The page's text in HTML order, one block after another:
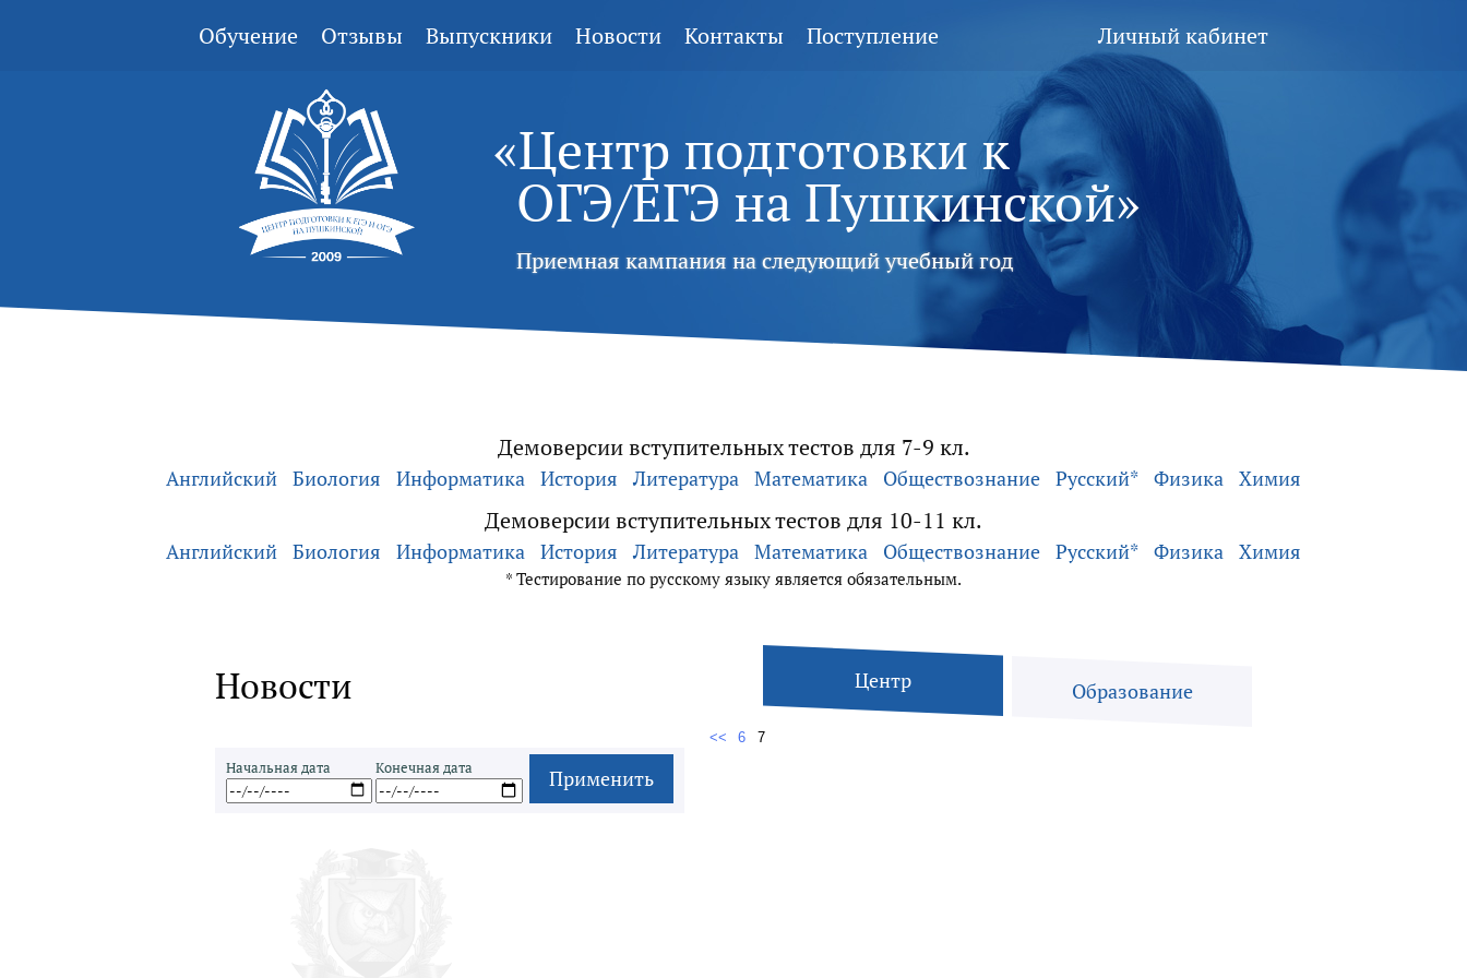
Личный кабинет
Обучение Отзывы Выпускники Новости Контакты Поступление
«Центр подготовки к
ОГЭ/ЕГЭ на Пушкинской»
Приемная кампания на следующий учебный год
Демоверсии вступительных тестов для 7-9 кл.
Английский Биология Информатика История Литература Математика Обществознание Русский* Физика Химия
Демоверсии вступительных тестов для 10-11 кл.
Английский Биология Информатика История Литература Математика Обществознание Русский* Физика Химия
* Тестирование по русскому языку является обязательным.
Новости Центр Образование
<< 6 7
Начальная дата Конечная дата